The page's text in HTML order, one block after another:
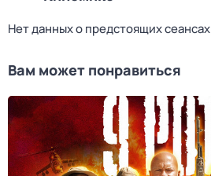
Нет данных о предстоящих сеансах
Вам может понравиться